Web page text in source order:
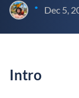
• Dec 5,
Intro